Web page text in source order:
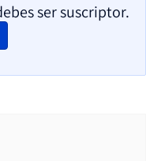
ser suscriptor.
WINDOW